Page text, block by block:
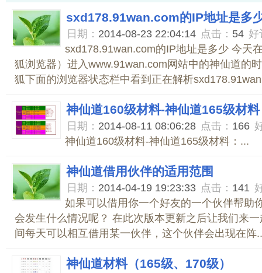
sxd178.91wan.com的IP地址是多
日期： 2014-08-23 22:04:14 点击： 54 好
sxd178.91wan.com的IP地址是多少 今天
狐浏览器）进入www.91wan.com网站中的神仙道的
狐下面的浏览器状态栏中看到正在解析
神仙道160级材料-神仙道165级材料
日期： 2014-08-11 08:06:28 点击： 166
神仙道160级材料-神仙道165级材料：...
神仙道借用伙伴的适用范围
日期： 2014-04-19 19:23:33 点击： 141
如果可以借用你一个好友的一个伙伴帮助
会发生什么情况呢？ 在此次版本更新之后让我们来
间每天可以相互借用某一伙伴，这个伙伴会出现在阵
神仙道材料（165级、170级）